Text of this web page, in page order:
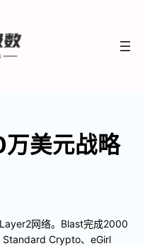
美元战略
网络。Blast完成2000
Standard Crypto、eGirl